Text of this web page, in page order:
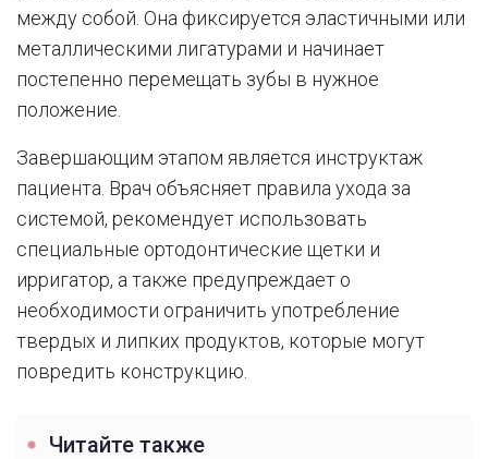
между собой. Она фиксируется эластичными или
металлическими лигатурами и начинает
постепенно перемещать зубы в нужное
положение.
Завершающим этапом является инструктаж
пациента. Врач объясняет правила ухода за
системой, рекомендует использовать
специальные ортодонтические щетки и
ирригатор, а также предупреждает о
необходимости ограничить употребление
твердых и липких продуктов, которые могут
повредить конструкцию.
Читайте также